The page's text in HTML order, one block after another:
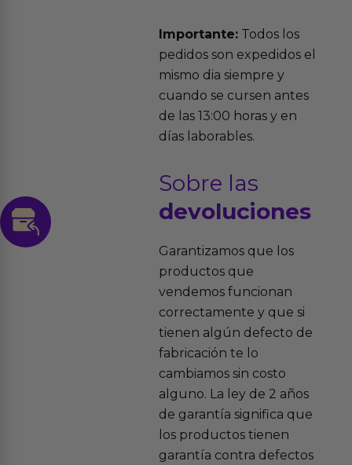
Importante:Todos los
pedidos son expedidos el
mismo dia siempre y
cuando se cursen antes
de las 13:00 horas y en
días laborables.
Sobre las
devoluciones
Garantizamos que los
productos que
vendemos funcionan
correctamente y que si
tienen algún defecto de
fabricación te lo
cambiamos sin costo
alguno. La ley de 2 años
de garantía significa que
los productos tienen
garantía contra defectos